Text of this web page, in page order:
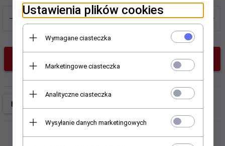
Ustawienia plików cookies
Wymagane ciasteczka
Marketingowe ciasteczka
Analityczne ciasteczka
Wysyłanie danych marketingowych